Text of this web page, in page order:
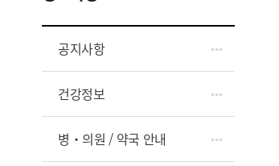
공지사항
건강정보
병‧의원 / 약국 안내